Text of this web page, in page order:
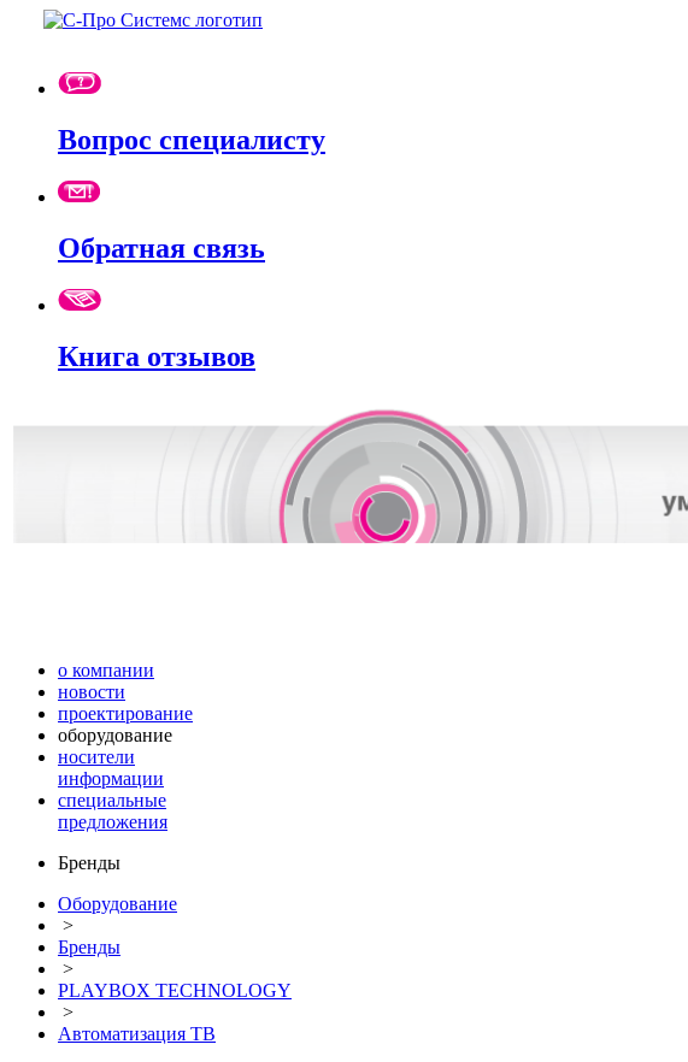
Вопрос специалисту
Обратная связь
Книга отзывов
о компании
новости
проектирование
оборудование
носители
информации
специальные
предложения
Бренды
Оборудование
>
Бренды
>
PLAYBOX TECHNOLOGY
>
Автоматизация ТВ